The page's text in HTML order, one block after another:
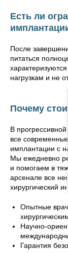
Есть ли
После
питаться
нагрузкам и не
Почему
В
все
имплантации с
Мы ежедневно
и помогаем в
арсенале все
хирургический
Опытные
Научно-
Гарантия